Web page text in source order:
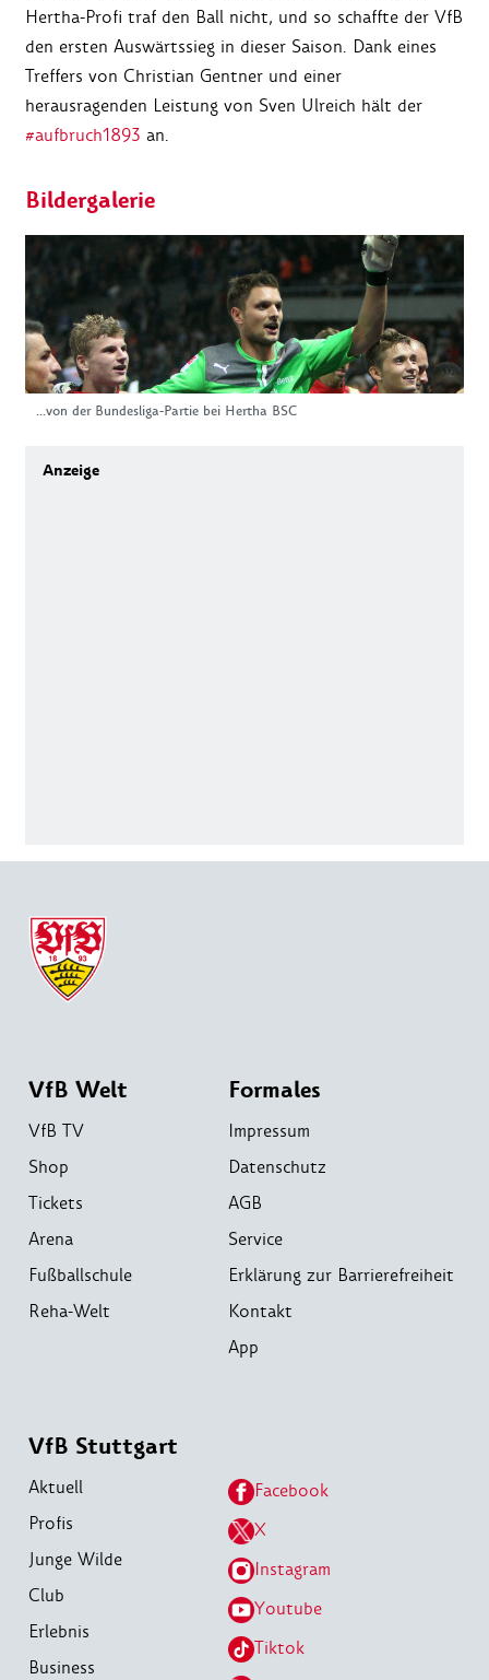
Hertha-Profi traf den Ball nicht, und so schaffte der VfB
den ersten Auswärtssieg in dieser Saison. Dank eines
Treffers von Christian Gentner und einer
herausragenden Leistung von Sven Ulreich hält der
#aufbruch1893 an.
Bildergalerie
...von der Bundesliga-Partie bei Hertha BSC
VfB Welt
VfB TV
Shop
Tickets
Arena
Fußballschule
Reha-Welt
Formales
Impressum
Datenschutz
AGB
Service
Erklärung zur Barrierefreiheit
Kontakt
App
VfB Stuttgart
Aktuell
Profis
Junge Wilde
Club
Erlebnis
Business
Facebook
X
Instagram
Youtube
Tiktok